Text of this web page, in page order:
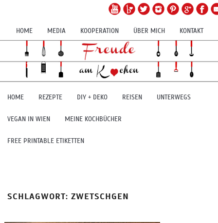
HOME MEDIA KOOPERATION ÜBER MICH KONTAKT
HOME REZEPTE DIY + DEKO REISEN UNTERWEGS
VEGAN IN WIEN MEINE KOCHBÜCHER
FREE PRINTABLE ETIKETTEN
SCHLAGWORT:ZWETSCHGEN